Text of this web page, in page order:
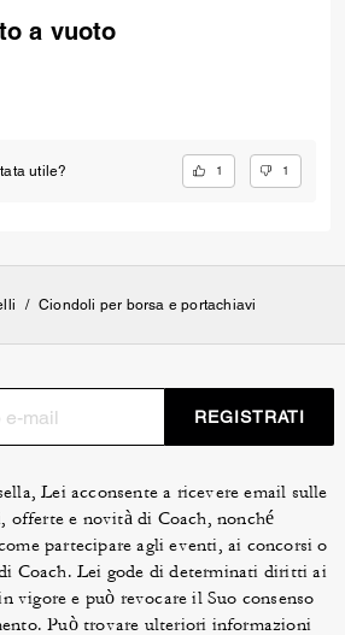
a vuoto
utile? 1 1
/ Ciondoli per borsa e portachiavi
REGISTRATI
Lei acconsente a ricevere email sulle
offerte e novità di Coach, nonché
partecipare agli eventi, ai concorsi o
Coach. Lei gode di determinati diritti ai
vigore e può revocare il Suo consenso
Può trovare ulteriori informazioni